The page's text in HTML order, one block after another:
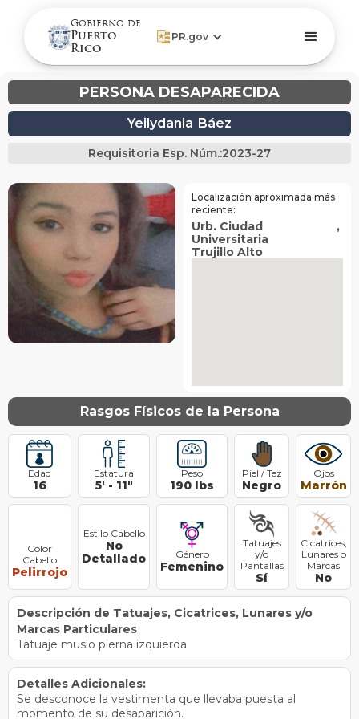
Gobierno de
Puerto
Rico
PR.gov
PERSONA DESAPARECIDA
Yeilydania Báez
Requisitoria Esp. Núm.:2023-27
Localización aproximada más
reciente:
Urb. Ciudad
Universitaria
,
Trujillo Alto
Rasgos Físicos de la Persona
Edad
16
Estatura
5' - 11"
Peso
190 lbs
Piel / Tez
Negro
Ojos
Marrón
Color
Cabello
Pelirrojo
Estilo Cabello
No
Detallado
Género
Femenino
Tatuajes
y/o
Pantallas
Sí
Cicatrices,
Lunares o
Marcas
No
Descripción de Tatuajes, Cicatrices, Lunares y/o
Marcas Particulares
Tatuaje muslo pierna izquierda
Detalles Adicionales:
Se desconoce la vestimenta que llevaba puesta al
momento de su desaparición.